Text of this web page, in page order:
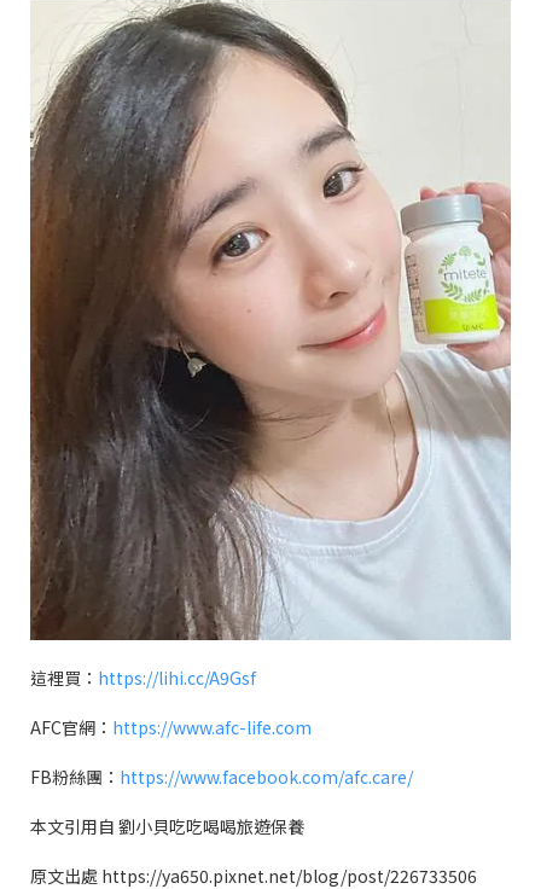
這裡買： https://lihi.cc/A9Gsf
AFC官網： https://www.afc-life.com
FB粉絲團： https://www.facebook.com/afc.care/
本文引用自 劉小貝吃吃喝喝旅遊保養
原文出處 https://ya650.pixnet.net/blog/post/226733506